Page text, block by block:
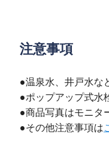
注意事項
●温泉水、井戸水な
●ポップアップ式水
●商品写真はモニタ
●その他注意事項は